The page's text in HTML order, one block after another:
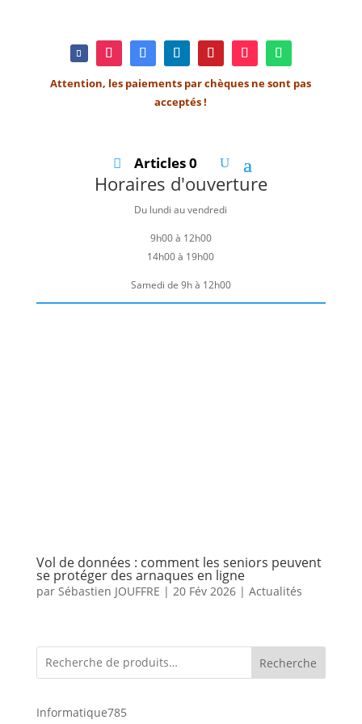
Attention, les paiements par chèques ne sont pas
acceptés !
Articles 0
Horaires d'ouverture
Du lundi au vendredi
9h00 à 12h00
14h00 à 19h00
Samedi de 9h à 12h00
Vol de données : comment les seniors peuvent
se protéger des arnaques en ligne
par Sébastien JOUFFRE | 20 Fév 2026| Actualités
Recherche
Informatique785785